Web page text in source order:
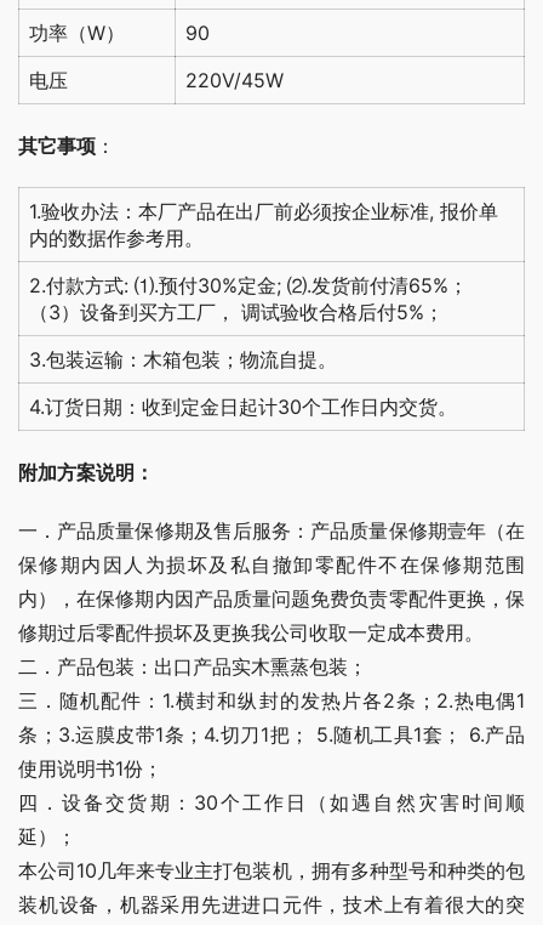
功率（W）
90
电压
220V/45W
其它事项 ：
1.验收办法：本厂产品在出厂前必须按企业标准, 报价单
内的数据作参考用。
2.付款方式: ⑴.预付30%定金; ⑵.发货前付清65%；
（3）设备到买方工厂， 调试验收合格后付5%；
3.包装运输：木箱包装；物流自提。
4.订货日期：收到定金日起计30个工作日内交货。
附加方案说明：
一．产品质量保修期及售后服务：产品质量保修期壹年（在
保修期内因人为损坏及私自撤卸零配件不在保修期范围
内），在保修期内因产品质量问题免费负责零配件更换，保
修期过后零配件损坏及更换我公司收取一定成本费用。
二．产品包装：出口产品实木熏蒸包装；
三．随机配件：1.横封和纵封的发热片各2条；2.热电偶1
条；3.运膜皮带1条；4.切刀1把； 5.随机工具1套； 6.产品
使用说明书1份；
四．设备交货期：30个工作日（如遇自然灾害时间顺
延）；
本公司10几年来专业主打包装机，拥有多种型号和种类的包
装机设备，机器采用先进进口元件，技术上有着很大的突